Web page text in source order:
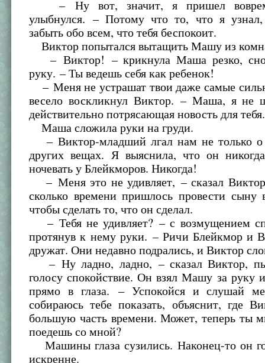
– Ну вот, значит, я пришел
улыбнулся. – Потому что то, что я узнал,
забыть обо всем, что тебя беспокоит.
Виктор попытался вытащить Машу из
– Виктор! – крикнула Маша резко,
руку. – Ты ведешь себя как ребенок!
– Меня не устрашат твои даже самые
весело воскликнул Виктор. – Маша, я не
действительно потрясающая новость для тебя.
Маша сложила руки на груди.
– Виктор-младший лгал нам не только
других вещах. Я выяснила, что он
ночевать у Блейкморов. Никогда!
– Меня это не удивляет, – сказал
сколько времени пришлось провести сыну
чтобы сделать то, что он сделал.
– Тебя не удивляет? – с возмущением
протянув к нему руки. – Ричи Блейкмор и
дружат. Они недавно подрались, и Виктор
– Ну ладно, ладно, – сказал Виктор,
голосу спокойствие. Он взял Машу за руку
прямо в глаза. – Успокойся и слушай
собираюсь тебе показать, объяснит, где
большую часть времени. Может, теперь ты
поедешь со мной?
Машины глаза сузились. Наконец-то он
искренне.